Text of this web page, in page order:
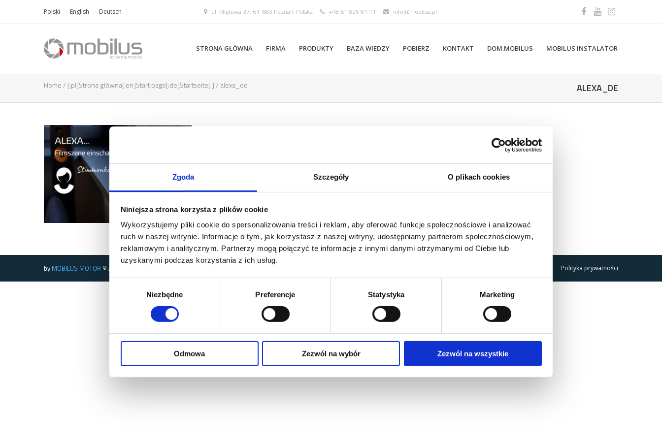
Zgoda Szczegóły O plikach cookies
Niniejsza strona korzysta z plików cookie
Wykorzystujemy pliki cookie do spersonalizowania treści i reklam, aby oferować funkcje społecznościowe i analizować
ruch w naszej witrynie. Informacje o tym, jak korzystasz z naszej witryny, udostępniamy partnerom społecznościowym,
reklamowym i analitycznym. Partnerzy mogą połączyć te informacje z innymi danymi otrzymanymi od Ciebie lub
uzyskanymi podczas korzystania z ich usług.
Wybór
Niezbędne Preferencje Statystyka Marketing
Odmowa Zezwól na wybór Zezwól na wszystkie
Polski English Deutsch ul. Miętowa 37, 61-680 Poznań, Polska +48 61 825 81 11 info@mobilus.pl
STRONA GŁÓWNA FIRMA PRODUKTY BAZA WIEDZY POBIERZ KONTAKT DOM.MOBILUS MOBILUS INSTALATOR
ALEXA_DE
Home/ [:pl]Strona główna[:en]Start page[:de]Startseite[:]/ alexa_de
by MOBILUS MOTOR © All rights reserved Polityka prywatności